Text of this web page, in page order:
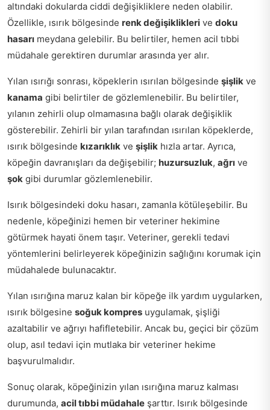
altındaki dokularda ciddi değişikliklere neden olabilir.
Özellikle, ısırık bölgesinde renk değişiklikleri ve doku
hasarı meydana gelebilir. Bu belirtiler, hemen acil tıbbi
müdahale gerektiren durumlar arasında yer alır.
Yılan ısırığı sonrası, köpeklerin ısırılan bölgesinde şişlik ve
kanama gibi belirtiler de gözlemlenebilir. Bu belirtiler,
yılanın zehirli olup olmamasına bağlı olarak değişiklik
gösterebilir. Zehirli bir yılan tarafından ısırılan köpeklerde,
ısırık bölgesinde kızarıklık ve şişlik hızla artar. Ayrıca,
köpeğin davranışları da değişebilir; huzursuzluk, ağrı ve
şok gibi durumlar gözlemlenebilir.
Isırık bölgesindeki doku hasarı, zamanla kötüleşebilir. Bu
nedenle, köpeğinizi hemen bir veteriner hekimine
götürmek hayati önem taşır. Veteriner, gerekli tedavi
yöntemlerini belirleyerek köpeğinizin sağlığını korumak için
müdahalede bulunacaktır.
Yılan ısırığına maruz kalan bir köpeğe ilk yardım uygularken,
ısırık bölgesine soğuk kompres uygulamak, şişliği
azaltabilir ve ağrıyı hafifletebilir. Ancak bu, geçici bir çözüm
olup, asıl tedavi için mutlaka bir veteriner hekime
başvurulmalıdır.
Sonuç olarak, köpeğinizin yılan ısırığına maruz kalması
durumunda, acil tıbbi müdahale şarttır. Isırık bölgesinde